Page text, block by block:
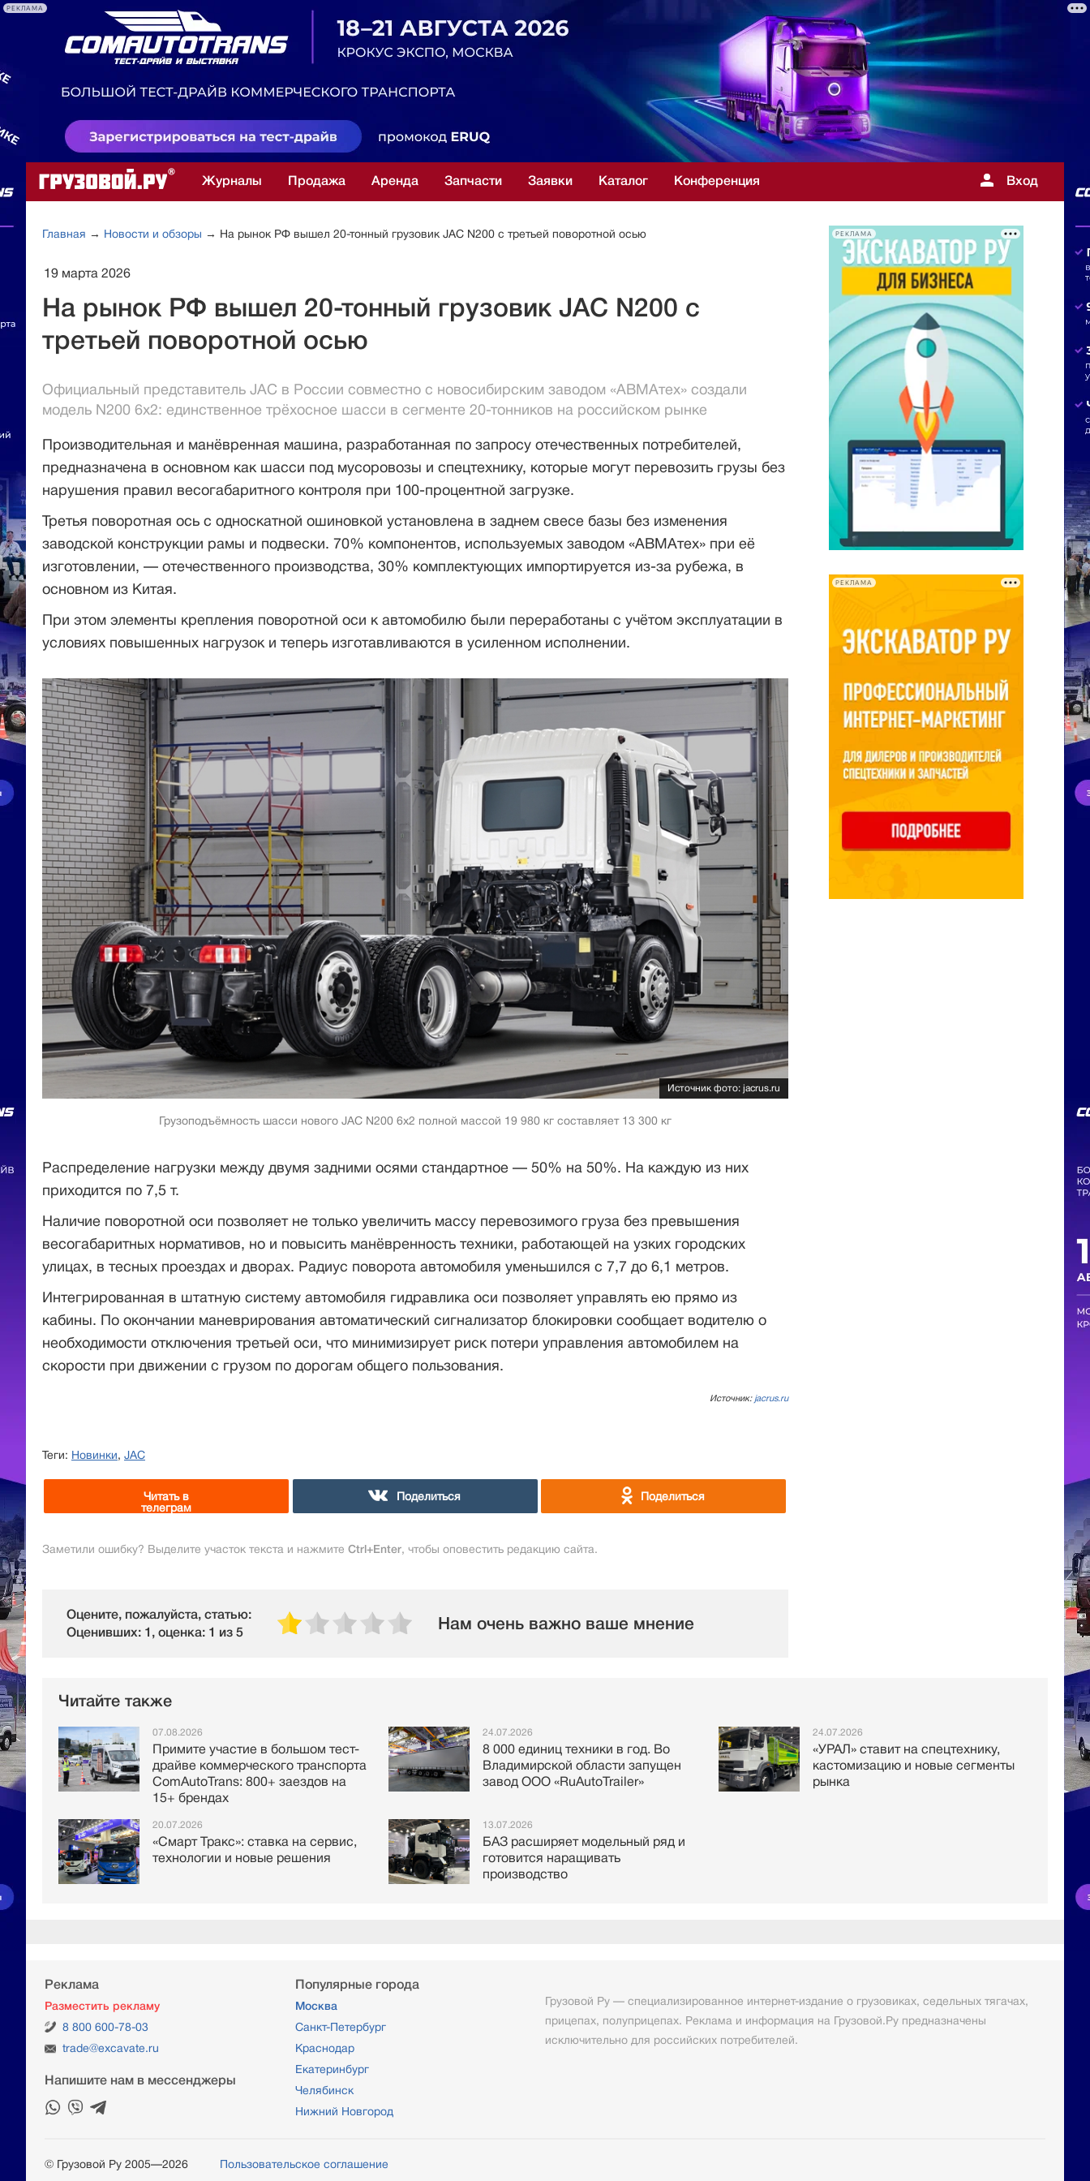
РЕКЛАМА
Вход
Журналы Продажа Аренда Запчасти Заявки Каталог Конференция
РЕКЛАМА
РЕКЛАМА
Главная → Новости и обзоры → На рынок РФ вышел 20-тонный грузовик JAC N200 с третьей поворотной осью
19 марта 2026
На рынок РФ вышел 20-тонный грузовик JAC N200 с
третьей поворотной осью
Официальный представитель JAC в России совместно с новосибирским заводом «АВМАтех» создали
модель N200 6х2: единственное трёхосное шасси в сегменте 20-тонников на российском рынке
Производительная и манёвренная машина, разработанная по запросу отечественных потребителей,
предназначена в основном как шасси под мусоровозы и спецтехнику, которые могут перевозить грузы без
нарушения правил весогабаритного контроля при 100-процентной загрузке.
Третья поворотная ось с односкатной ошиновкой установлена в заднем свесе базы без изменения
заводской конструкции рамы и подвески. 70% компонентов, используемых заводом «АВМАтех» при её
изготовлении, — отечественного производства, 30% комплектующих импортируется из-за рубежа, в
основном из Китая.
При этом элементы крепления поворотной оси к автомобилю были переработаны с учётом эксплуатации в
условиях повышенных нагрузок и теперь изготавливаются в усиленном исполнении.
Источник фото: jacrus.ru
Грузоподъёмность шасси нового JAC N200 6x2 полной массой 19 980 кг составляет 13 300 кг
Распределение нагрузки между двумя задними осями стандартное — 50% на 50%. На каждую из них
приходится по 7,5 т.
Наличие поворотной оси позволяет не только увеличить массу перевозимого груза без превышения
весогабаритных нормативов, но и повысить манёвренность техники, работающей на узких городских
улицах, в тесных проездах и дворах. Радиус поворота автомобиля уменьшился с 7,7 до 6,1 метров.
Интегрированная в штатную систему автомобиля гидравлика оси позволяет управлять ею прямо из
кабины. По окончании маневрирования автоматический сигнализатор блокировки сообщает водителю о
необходимости отключения третьей оси, что минимизирует риск потери управления автомобилем на
скорости при движении с грузом по дорогам общего пользования.
Источник: jacrus.ru
Теги: Новинки, JAC
Читать в
телеграм
Поделиться Поделиться
Заметили ошибку? Выделите участок текста и нажмите Ctrl+Enter, чтобы оповестить редакцию сайта.
Оцените, пожалуйста, статью:
Оценивших: 1, оценка: 1 из 5
Нам очень важно ваше мнение
Читайте также
07.08.2026
Примите участие в большом тест-
драйве коммерческого транспорта
ComAutoTrans: 800+ заездов на
15+ брендах
24.07.2026
8 000 единиц техники в год. Во
Владимирской области запущен
завод ООО «RuAutoTrailer»
24.07.2026
«УРАЛ» ставит на спецтехнику,
кастомизацию и новые сегменты
рынка
20.07.2026
«Смарт Тракс»: ставка на сервис,
технологии и новые решения
13.07.2026
БАЗ расширяет модельный ряд и
готовится наращивать
производство
Реклама
Разместить рекламу
8 800 600-78-03
trade@excavate.ru
Напишите нам в мессенджеры
Популярные города
Москва
Санкт-Петербург
Краснодар
Екатеринбург
Челябинск
Нижний Новгород
Грузовой Ру — специализированное интернет-издание о грузовиках, седельных тягачах,
прицепах, полуприцепах. Реклама и информация на Грузовой.Ру предназначены
исключительно для российских потребителей.
© Грузовой Ру 2005—2026 Пользовательское соглашение